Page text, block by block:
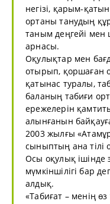
негізі, қарым-
ортаны танудың
таным деңгейі
арнасы.
Оқулықтар мен
отырып, қоршаған
қатынас туралы,
баланың табиғи
ережелерін
алынғанын
2003 жылғы
сыныптың ана тілі
Осы оқулық ішінде
мүмкіншілігі бар
алдық.
«Табиғат – менің